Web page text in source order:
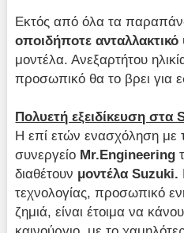
Εκτός από όλα τα
οποιδήποτε ανταλλακτικό
μοντέλα. Ανεξαρτήτου
προσωπικό θα το βρει για
Πολυετή εξειδίκευση στα
Η επί ετών ενασχόληση με
συνεργείο Mr.Engineering
διαθέτουν μοντέλα Suzuki.
τεχνολογίας, προσωπικό
ζημιά, είναι έτοιμα να